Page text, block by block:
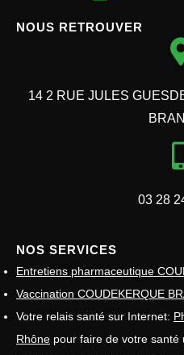
NOUS RETROUVER
14 2 RUE JULES
03 28
NOS SERVICES
Entretiens pharmaceutique
Vaccination COUDEKERQUE
Votre relais santé sur Internet:
Rhône pour faire de votre santé